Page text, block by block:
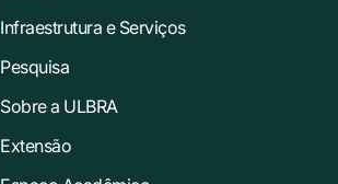
Infraestrutura e Serviços
Pesquisa
Sobre a ULBRA
Extensão